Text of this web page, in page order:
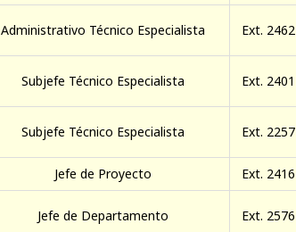
Administrativo Técnico Especialista Ext. 2462
Subjefe Técnico Especialista Ext. 2401
Subjefe Técnico Especialista Ext. 2257
Jefe de Proyecto Ext. 2416
Jefe de Departamento Ext. 2576